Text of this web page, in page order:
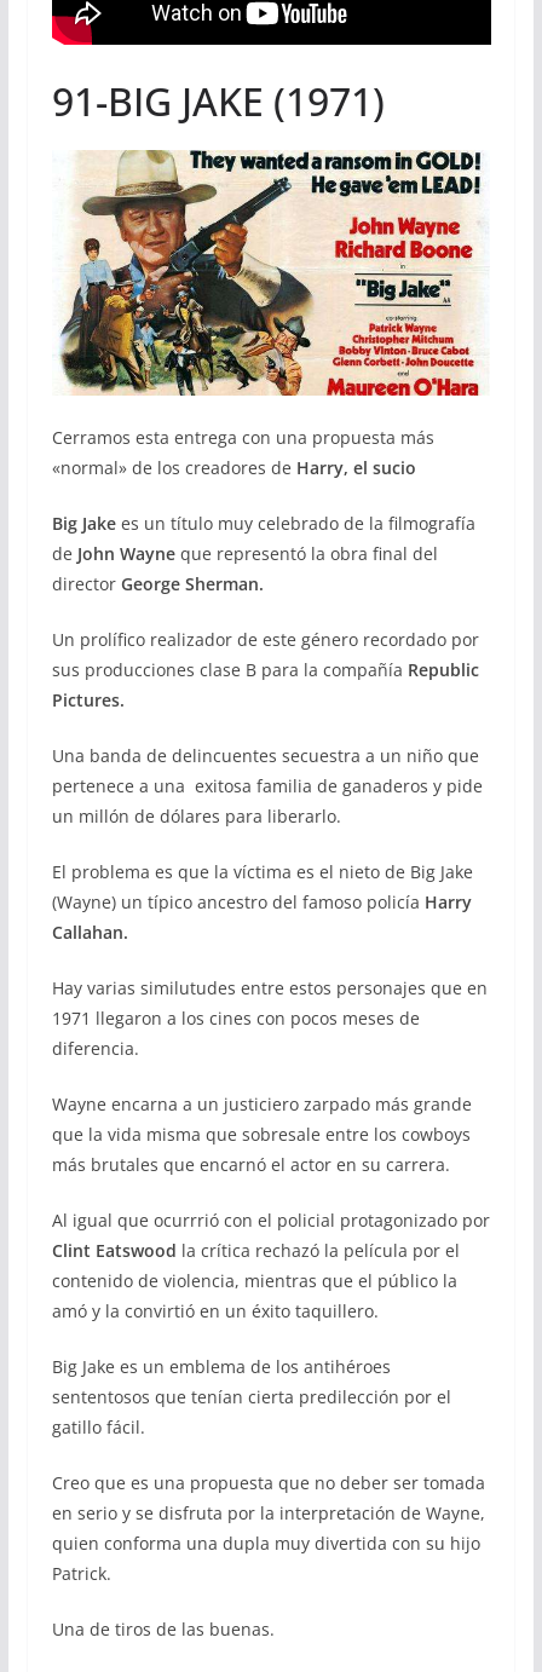
91-BIG JAKE (1971)
Cerramos esta entrega con una propuesta más
«normal» de los creadores de Harry, el sucio
Big Jakees un título muy celebrado de la filmografía
de John Wayneque representó la obra final del
director George Sherman.
Un prolífico realizador de este género recordado por
sus producciones clase B para la compañía Republic
Pictures.
Una banda de delincuentes secuestra a un niño que
pertenece a una exitosa familia de ganaderos y pide
un millón de dólares para liberarlo.
El problema es que la víctima es el nieto de Big Jake
(Wayne) un típico ancestro del famoso policía Harry
Callahan.
Hay varias similutudes entre estos personajes que en
1971 llegaron a los cines con pocos meses de
diferencia.
Wayne encarna a un justiciero zarpado más grande
que la vida misma que sobresale entre los cowboys
más brutales que encarnó el actor en su carrera.
Al igual que ocurrrió con el policial protagonizado por
Clint Eatswood la crítica rechazó la película por el
contenido de violencia, mientras que el público la
amó y la convirtió en un éxito taquillero.
Big Jake es un emblema de los antihéroes
sententosos que tenían cierta predilección por el
gatillo fácil.
Creo que es una propuesta que no deber ser tomada
en serio y se disfruta por la interpretación de Wayne,
quien conforma una dupla muy divertida con su hijo
Patrick.
Una de tiros de las buenas.